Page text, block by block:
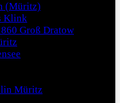
(Müritz)
Klink
Groß Dratow
Müritz